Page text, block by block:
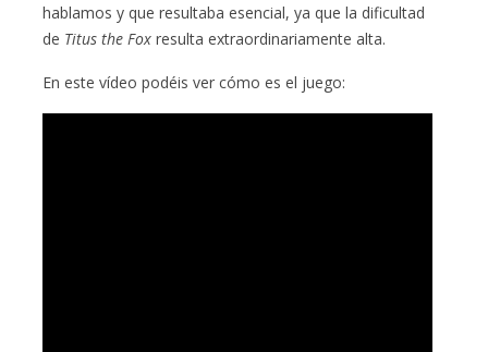
hablamos y que resultaba esencial, ya que la dificultad
de Titus the Fox resulta extraordinariamente alta.
En este vídeo podéis ver cómo es el juego: